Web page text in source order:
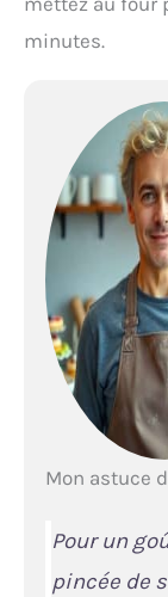
minutes.
Mon astuce
Pour un
pincée de